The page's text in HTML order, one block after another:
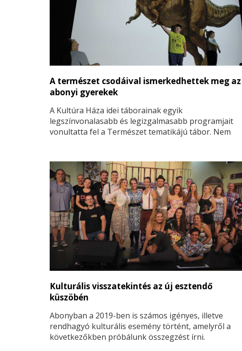
A természet csodáival ismerkedhettek meg az
abonyi gyerekek
A Kultúra Háza idei táborainak egyik
legszínvonalasabb és legizgalmasabb programjait
vonultatta fel a Természet tematikájú tábor. Nem
foglalkozások sem maradtak el. Még finom
levendulaszörpöt is főztek közösen, illetve mindenki
„saját” termelői mézet vihetett haza.
Kulturális visszatekintés az új esztendő
küszöbén
Abonyban a 2019-ben is számos igényes, illetve
rendhagyó kulturális esemény történt, amelyről a
következőkben próbálunk összegzést írni.